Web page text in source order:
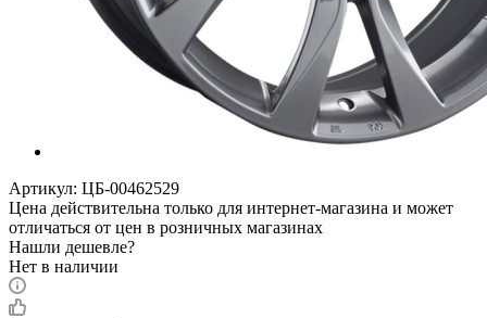
Артикул: ЦБ-00462529
Цена действительна только для интернет-магазина и может
отличаться от цен в розничных магазинах
Нашли дешевле?
Нет в наличии